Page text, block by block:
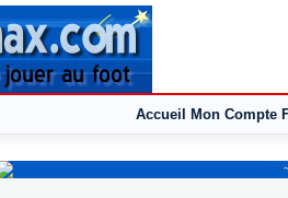
Accueil Mon Compte